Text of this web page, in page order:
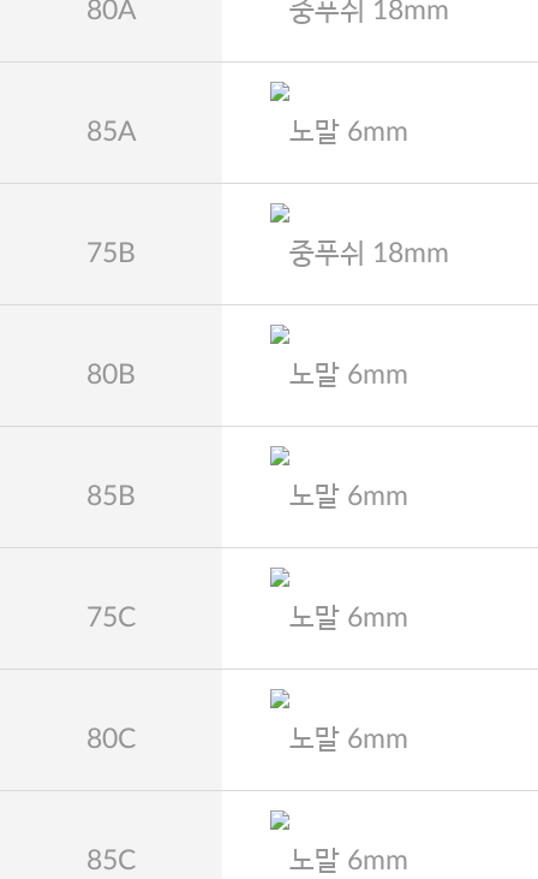
80A 중푸쉬 18mm
85A 노말 6mm
75B 중푸쉬 18mm
80B 노말 6mm
85B 노말 6mm
75C 노말 6mm
80C 노말 6mm
85C 노말 6mm